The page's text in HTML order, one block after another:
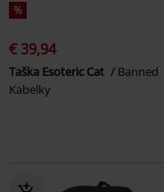
%
€ 39,94
Taška Esoteric Cat
Banned
Kabelky